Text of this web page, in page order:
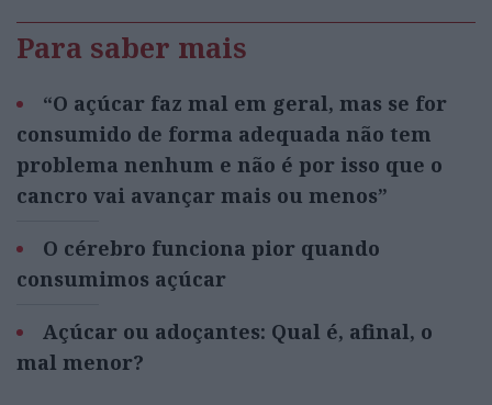
Para saber mais
“O açúcar faz mal em geral, mas se for
consumido de forma adequada não tem
problema nenhum e não é por isso que o
cancro vai avançar mais ou menos”
O cérebro funciona pior quando
consumimos açúcar
Açúcar ou adoçantes: Qual é, afinal, o
mal menor?